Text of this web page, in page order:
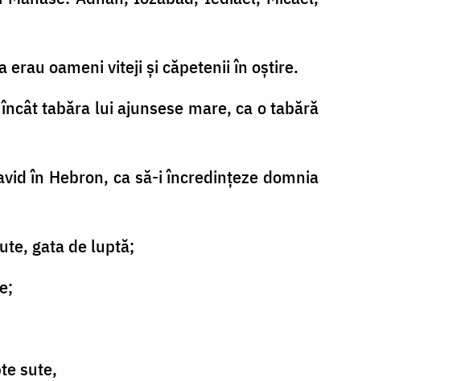
erau oameni viteji şi căpetenii în oştire.
tabăra lui ajunsese mare, ca o tabără
în Hebron, ca să-i încredinţeze domnia
gata de luptă;
sute,